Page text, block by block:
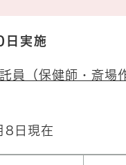
実施
員（保健師・斎
日現在